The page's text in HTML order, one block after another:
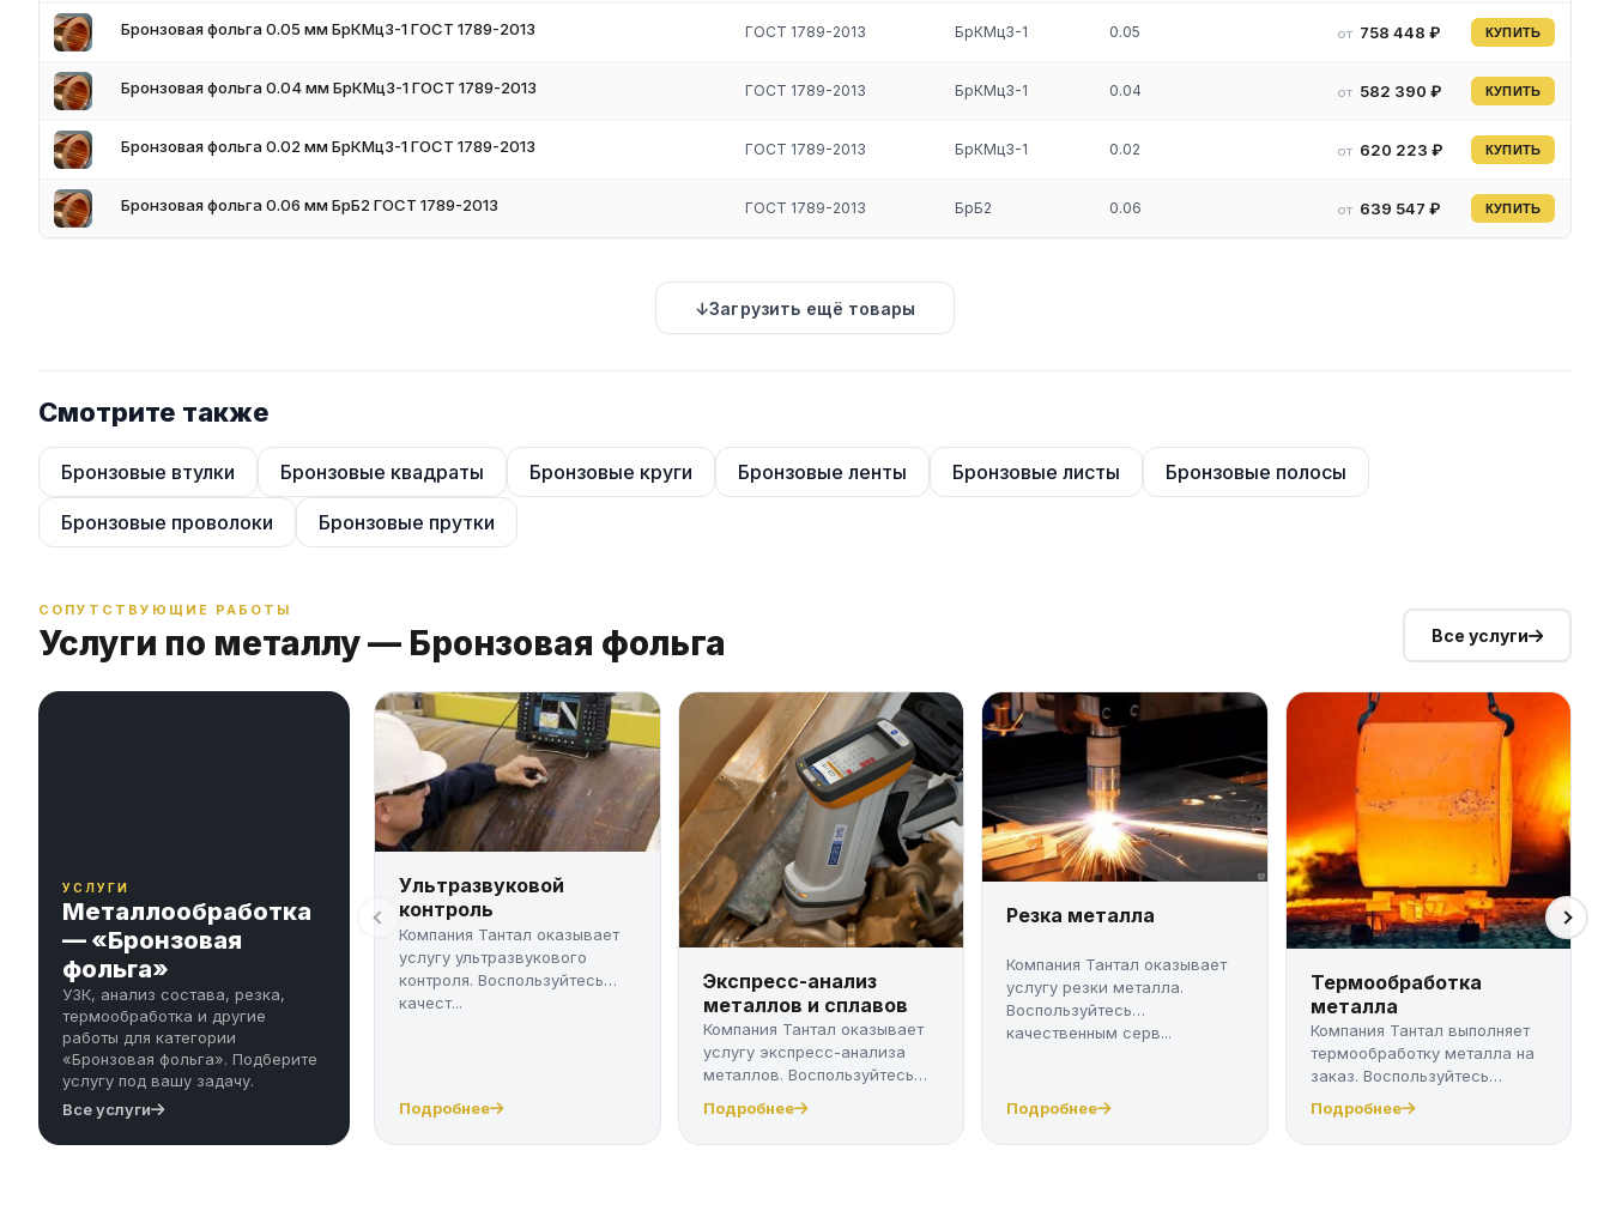
стандартная – 0,035-0,05 мм;
тонкомерная – до 0,03 мм;
Преимущества
Ассортимент данного тонколистового проката наделен множеством неоспоримых достоинств:
эстетическая привлекательность поверхности;
высокий модуль тепло- и электропроводности;
Области применения
машиностроительная промышленность;
станкостроительный комплекс;
электротехническое производство;
ювелирная отрасль.
Бронзовая фольга 0.05 мм БрКМц3-1 ГОСТ 1789-2013 ГОСТ 1789-2013 БрКМц3-1 0.05 от 758 448 ₽ КУПИТЬ
Бронзовая фольга 0.04 мм БрКМц3-1 ГОСТ 1789-2013 ГОСТ 1789-2013 БрКМц3-1 0.04 от 582 390 ₽ КУПИТЬ
Бронзовая фольга 0.02 мм БрКМц3-1 ГОСТ 1789-2013 ГОСТ 1789-2013 БрКМц3-1 0.02 от 620 223 ₽ КУПИТЬ
Бронзовая фольга 0.06 мм БрБ2 ГОСТ 1789-2013 ГОСТ 1789-2013 БрБ2 0.06 от 639 547 ₽ КУПИТЬ
Загрузить ещё товары
Смотрите также
Бронзовые втулки Бронзовые квадраты Бронзовые круги Бронзовые ленты Бронзовые листы Бронзовые полосы
Бронзовые проволоки Бронзовые прутки
СОПУТСТВУЮЩИЕ РАБОТЫ
Услуги по металлу — Бронзовая фольга Все услуги
УСЛУГИ
Металлообработка
— «Бронзовая
фольга»
УЗК, анализ состава, резка,
термообработка и другие
работы для категории
«Бронзовая фольга». Подберите
услугу под вашу задачу.
Все услуги
Ультразвуковой
контроль
Компания Тантал оказывает
услугу ультразвукового
контроля. Воспользуйтесь
качест...
Подробнее
Экспресс-анализ
металлов и сплавов
Компания Тантал оказывает
услугу экспресс-анализа
металлов. Воспользуйтесь
Подробнее
Резка металла
Компания Тантал оказывает
услугу резки металла.
Воспользуйтесь
качественным серв...
Подробнее
Термообработка
металла
Компания Тантал выполняет
термообработку металла на
заказ. Воспользуйтесь
качест...
Подробнее